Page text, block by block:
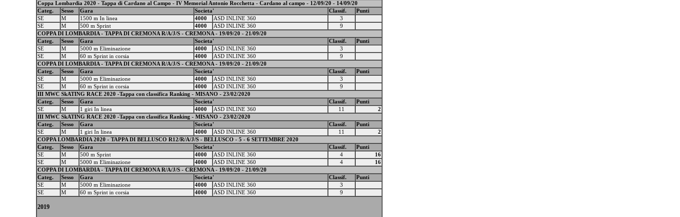
Coppa Lombardia 2020 - Tappa di Cardano al Campo - IV Memorial Antonio Rocchetta - Cardano al campo - 12/09/20 - 14/09/20
Categ.
Sesso Gara Societa' Classif.
Punti
SE
M 1500 m In linea 4000 ASD INLINE 360
3
SE
M 500 m Sprint 4000 ASD INLINE 360
9
COPPA DI LOMBARDIA - TAPPA DI CREMONA R/A/J/S - CREMONA - 19/09/20 - 21/09/20
Categ.
Sesso Gara Societa' Classif.
Punti
SE
M 5000 m Eliminazione 4000 ASD INLINE 360
3
SE
M 60 m Sprint in corsia 4000 ASD INLINE 360
9
COPPA DI LOMBARDIA - TAPPA DI CREMONA R/A/J/S - CREMONA - 19/09/20 - 21/09/20
Categ.
Sesso Gara Societa' Classif.
Punti
SE
M 5000 m Eliminazione 4000 ASD INLINE 360
3
SE
M 60 m Sprint in corsia 4000 ASD INLINE 360
9
III MWC SkATING RACE 2020 -Tappa con classifica Ranking - MISANO - 23/02/2020
Categ.
Sesso Gara Societa' Classif.
Punti
SE
M 1 giri In linea 4000 ASD INLINE 360 11
2
III MWC SkATING RACE 2020 -Tappa con classifica Ranking - MISANO - 23/02/2020
Categ.
Sesso Gara Societa' Classif.
Punti
SE
M 1 giri In linea 4000 ASD INLINE 360 11
2
COPPA LOMBARDIA 2020 - TAPPA DI BELLUSCO R12/R/A/J/S - BELLUSCO - 5 - 6 SETTEMBRE 2020
Categ.
Sesso Gara Societa' Classif.
Punti
SE
M 500 m Sprint 4000 ASD INLINE 360 4
16
SE
M 5000 m Eliminazione 4000 ASD INLINE 360 4
16
COPPA DI LOMBARDIA - TAPPA DI CREMONA R/A/J/S - CREMONA - 19/09/20 - 21/09/20
Categ.
Sesso Gara Societa' Classif.
Punti
SE
M 5000 m Eliminazione 4000 ASD INLINE 360
3
SE
M 60 m Sprint in corsia 4000 ASD INLINE 360 9
2019